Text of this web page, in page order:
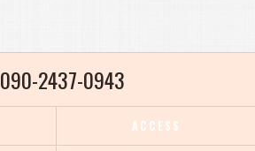
090-2437-0943
ACCESS